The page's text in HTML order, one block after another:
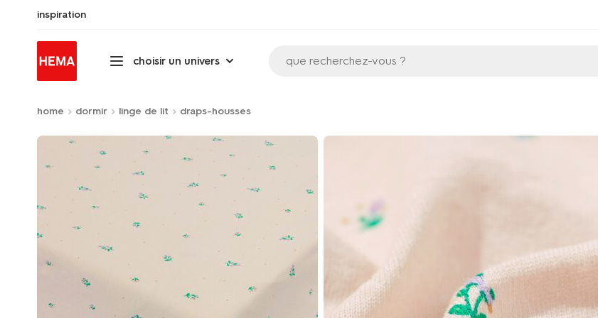
inspiration
choisir un univers que recherchez-vous ?
home dormir linge de lit draps-housses